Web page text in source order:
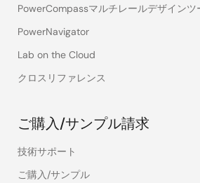
PowerCompassマルチレールデザインツ
PowerNavigator
Lab on the Cloud
クロスリファレンス
ご購入/サンプル請求
技術サポート
ご購入/サンプル